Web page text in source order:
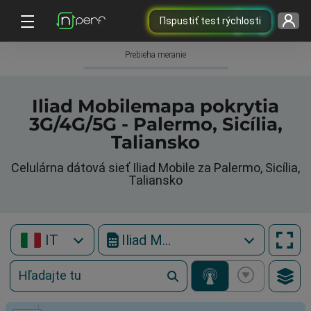
Пspustiť test rýchlosti
Prebieha meranie
Iliad Mobilemapa pokrytia
3G/4G/5G - Palermo, Sicília,
Taliansko
Celulárna dátová sieť Iliad Mobile za Palermo, Sicília,
Taliansko
IT Iliad Mobile